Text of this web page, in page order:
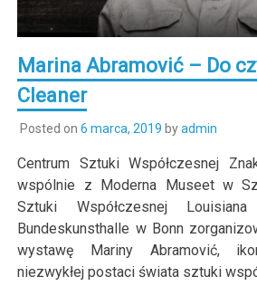
Marina Abramović – Do
Cleaner
Posted on 6 marca, 2019 byadmin
Centrum Sztuki Współczesnej
wspólnie z Moderna Museet w
Sztuki Współczesnej
Bundeskunsthalle w Bonn
wystawę Mariny Abramović,
niezwykłej postaci świata sztuki